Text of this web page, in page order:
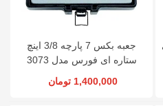
جعبه بکس 7 پارچه 3/8 اینچ
ستاره ای فورس مدل 3073
1,400,000 تومان